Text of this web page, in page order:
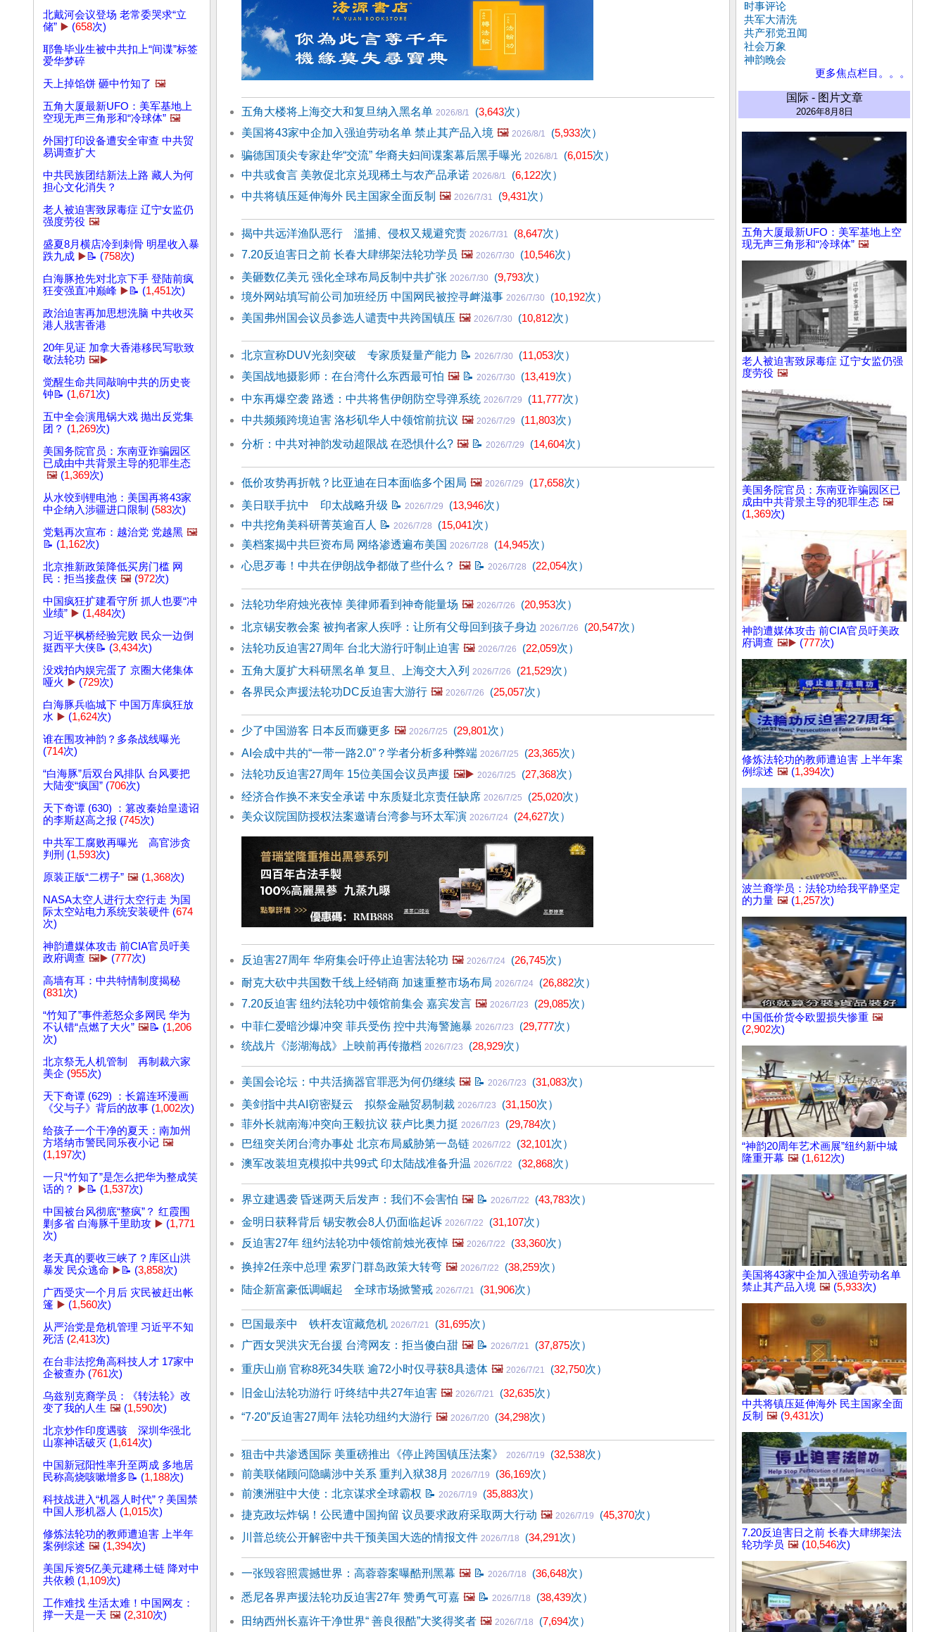
北戴河会议登场 老常委哭求“立
储” ▶️ (658次)
耶鲁毕业生被中共扣上“间谍”标签
爱华梦碎
天上掉馅饼 砸中竹知了 🖼️
五角大厦最新UFO：美军基地上
空现无声三角形和“冷球体” 🖼️
外国打印设备遭安全审查 中共贸
易调查扩大
中共民族团结新法上路 藏人为何
担心文化消失？
老人被迫害致尿毒症 辽宁女监仍
强度劳役 🖼️
盛夏8月横店冷到刺骨 明星收入暴
跌九成 ▶️📝 (758次)
白海豚抢先对北京下手 登陆前疯
狂变强直冲巅峰 ▶️📝 (1,451次)
政治迫害再加思想洗脑 中共收买
港人戕害香港
20年见证 加拿大香港移民写歌致
敬法轮功 🖼️▶️
觉醒生命共同敲响中共的历史丧
钟📝 (1,671次)
五中全会演甩锅大戏 抛出反党集
团？ (1,269次)
美国务院官员：东南亚诈骗园区
已成由中共背景主导的犯罪生态
🖼️ (1,369次)
从水饺到锂电池：美国再将43家
中企纳入涉疆进口限制 (583次)
党魁再次宣布：越治党 党越黑 🖼️
📝 (1,162次)
北京推新政策降低买房门槛 网
民：拒当接盘侠 🖼️ (972次)
中国疯狂扩建看守所 抓人也要“冲
业绩” ▶️ (1,484次)
习近平枫桥经验完败 民众一边倒
挺西平大侠📝 (3,434次)
没戏拍内娱完蛋了 京圈大佬集体
哑火 ▶️ (729次)
白海豚兵临城下 中国万库疯狂放
水 ▶️ (1,624次)
谁在围攻神韵？多条战线曝光
(714次)
“白海豚”后双台风排队 台风要把
大陆变“疯国” (706次)
天下奇谭 (630) ：篡改秦始皇遗诏
的李斯赵高之报 (745次)
中共军工腐败再曝光 高官涉贪
判刑 (1,593次)
原装正版“二楞子” 🖼️ (1,368次)
NASA太空人进行太空行走 为国
际太空站电力系统安装硬件 (674
次)
神韵遭媒体攻击 前CIA官员吁美
政府调查 🖼️▶️ (777次)
高墙有耳：中共特情制度揭秘
(831次)
“竹知了”事件惹怒众多网民 华为
不认错“点燃了大火” 🖼️📝 (1,206
次)
北京祭无人机管制 再制裁六家
美企 (955次)
天下奇谭 (629) ：长篇连环漫画
《父与子》背后的故事 (1,002次)
给孩子一个干净的夏天：南加州
方塔纳市警民同乐夜小记 🖼️
(1,197次)
一只“竹知了”是怎么把华为整成笑
话的？
▶️📝 (1,537次)
中国被台风彻底“整疯”？ 红霞围
剿多省 白海豚千里助攻 ▶️ (1,771
次)
老天真的要收三峡了？库区山洪
暴发 民众逃命 ▶️📝 (3,858次)
广西受灾一个月后 灾民被赶出帐
篷 ▶️ (1,560次)
从严治党是危机管理 习近平不知
死活 (2,413次)
在台非法挖角高科技人才 17家中
企被查办 (761次)
乌兹别克裔学员：《转法轮》改
变了我的人生 🖼️ (1,590次)
北京炒作印度遇骇 深圳华强北
山寨神话破灭 (1,614次)
中国新冠阳性率升至两成 多地居
民称高烧咳嗽增多📝 (1,188次)
科技战进入“机器人时代”？美国禁
中国人形机器人 (1,015次)
修炼法轮功的教师遭迫害 上半年
案例综述 🖼️ (1,394次)
美国斥资5亿美元建稀土链 降对中
共依赖 (1,109次)
工作难找 生活太难！中国网友：
撑一天是一天 🖼️ (2,310次)
五角大楼将上海交大和复旦纳入黑名单 2026/8/1 (3,643次）
美国将43家中企加入强迫劳动名单 禁止其产品入境 🖼️ 2026/8/1 (5,933次）
骗德国顶尖专家赴华“交流” 华裔夫妇间谍案幕后黑手曝光 2026/8/1 (6,015次）
中共或食言 美敦促北京兑现稀土与农产品承诺 2026/8/1 (6,122次）
中共将镇压延伸海外 民主国家全面反制 🖼️ 2026/7/31 (9,431次）
揭中共远洋渔队恶行 滥捕、侵权又规避究责 2026/7/31 (8,647次）
7.20反迫害日之前 长春大肆绑架法轮功学员 🖼️ 2026/7/30 (10,546次）
美砸数亿美元 强化全球布局反制中共扩张 2026/7/30 (9,793次）
境外网站填写前公司加班经历 中国网民被控寻衅滋事 2026/7/30 (10,192次）
美国弗州国会议员参选人谴责中共跨国镇压 🖼️ 2026/7/30 (10,812次）
北京宣称DUV光刻突破 专家质疑量产能力 📝 2026/7/30 (11,053次）
美国战地摄影师：在台湾什么东西最可怕 🖼️ 📝 2026/7/30 (13,419次）
中东再爆空袭 路透：中共将售伊朗防空导弹系统 2026/7/29 (11,777次）
中共频频跨境迫害 洛杉矶华人中领馆前抗议 🖼️ 2026/7/29 (11,803次）
分析：中共对神韵发动超限战 在恐惧什么? 🖼️ 📝 2026/7/29 (14,604次）
低价攻势再折戟？比亚迪在日本面临多个困局 🖼️ 2026/7/29 (17,658次）
美日联手抗中 印太战略升级 📝 2026/7/29 (13,946次）
中共挖角美科研菁英逾百人
📝 2026/7/28 (15,041次）
美档案揭中共巨资布局 网络渗透遍布美国 2026/7/28 (14,945次）
心思歹毒！中共在伊朗战争都做了些什么？ 🖼️ 📝 2026/7/28 (22,054次）
法轮功华府烛光夜悼 美律师看到神奇能量场 🖼️ 2026/7/26 (20,953次）
北京锡安教会案 被拘者家人疾呼：让所有父母回到孩子身边 2026/7/26 (20,547次）
法轮功反迫害27周年 台北大游行吁制止迫害 🖼️ 2026/7/26 (22,059次）
五角大厦扩大科研黑名单 复旦、上海交大入列 2026/7/26 (21,529次）
各界民众声援法轮功DC反迫害大游行 🖼️ 2026/7/26 (25,057次）
少了中国游客 日本反而赚更多 🖼️ 2026/7/25 (29,801次）
AI会成中共的“一带一路2.0”？学者分析多种弊端 2026/7/25 (23,365次）
法轮功反迫害27周年 15位美国会议员声援 🖼️▶️ 2026/7/25 (27,368次）
经济合作换不来安全承诺 中东质疑北京责任缺席 2026/7/25 (25,020次）
美众议院国防授权法案邀请台湾参与环太军演 2026/7/24 (24,627次）
反迫害27周年 华府集会吁停止迫害法轮功 🖼️ 2026/7/24 (26,745次）
耐克大砍中共国数千线上经销商 加速重整市场布局 2026/7/24 (26,882次）
7.20反迫害 纽约法轮功中领馆前集会 嘉宾发言 🖼️ 2026/7/23 (29,085次）
中菲仁爱暗沙爆冲突 菲兵受伤 控中共海警施暴 2026/7/23 (29,777次）
统战片《澎湖海战》上映前再传撤档 2026/7/23 (28,929次）
美国会论坛：中共活摘器官罪恶为何仍继续 🖼️ 📝 2026/7/23 (31,083次）
美剑指中共AI窃密疑云 拟祭金融贸易制裁 2026/7/23 (31,150次）
菲外长就南海冲突向王毅抗议 获卢比奥力挺 2026/7/23 (29,784次）
巴纽突关闭台湾办事处 北京布局威胁第一岛链 2026/7/22 (32,101次）
澳军改装坦克模拟中共99式 印太陆战准备升温 2026/7/22 (32,868次）
界立建遇袭 昏迷两天后发声：我们不会害怕 🖼️ 📝 2026/7/22 (43,783次）
金明日获释背后 锡安教会8人仍面临起诉 2026/7/22 (31,107次）
反迫害27年 纽约法轮功中领馆前烛光夜悼 🖼️ 2026/7/22 (33,360次）
换掉2任亲中总理 索罗门群岛政策大转弯 🖼️ 2026/7/22 (38,259次）
陆企新富豪低调崛起 全球市场掀警戒 2026/7/21 (31,906次）
巴国最亲中 铁杆友谊藏危机 2026/7/21 (31,695次）
广西女哭洪灾无台援 台湾网友：拒当傻白甜 🖼️ 📝 2026/7/21 (37,875次）
重庆山崩 官称8死34失联 逾72小时仅寻获8具遗体 🖼️ 2026/7/21 (32,750次）
旧金山法轮功游行 吁终结中共27年迫害 🖼️ 2026/7/21 (32,635次）
“7‧20”反迫害27周年 法轮功纽约大游行 🖼️ 2026/7/20 (34,298次）
狙击中共渗透国际 美重磅推出《停止跨国镇压法案》 2026/7/19 (32,538次）
前美联储顾问隐瞒涉中关系 重判入狱38月
2026/7/19 (36,169次）
前澳洲驻中大使：北京谋求全球霸权 📝 2026/7/19 (35,883次）
捷克政坛炸锅！公民遭中国拘留 议员要求政府采取两大行动 🖼️ 2026/7/19 (45,370次）
川普总统公开解密中共干预美国大选的情报文件 2026/7/18 (34,291次）
一张毁容照震撼世界：高蓉蓉案曝酷刑黑幕 🖼️ 📝 2026/7/18 (36,648次）
悉尼各界声援法轮功反迫害27年 赞勇气可嘉 🖼️ 📝 2026/7/18 (38,439次）
田纳西州长嘉许干净世界“ 善良很酷”大奖得奖者 🖼️ 2026/7/18 (7,694次）
时事评论
共军大清洗
共产邪党丑闻
社会万象
神韵晚会
更多焦点栏目。。。
国际 - 图片文章
2026年8月8日
五角大厦最新UFO：美军基地上空
现无声三角形和“冷球体” 🖼️
老人被迫害致尿毒症 辽宁女监仍强
度劳役 🖼️
美国务院官员：东南亚诈骗园区已
成由中共背景主导的犯罪生态 🖼️
(1,369次)
神韵遭媒体攻击 前CIA官员吁美政
府调查 🖼️▶️ (777次)
修炼法轮功的教师遭迫害 上半年案
例综述 🖼️ (1,394次)
波兰裔学员：法轮功给我平静坚定
的力量 🖼️ (1,257次)
中国低价货令欧盟损失惨重 🖼️
(2,902次)
“神韵20周年艺术画展”纽约新中城
隆重开幕 🖼️ (1,612次)
美国将43家中企加入强迫劳动名单
禁止其产品入境 🖼️ (5,933次)
中共将镇压延伸海外 民主国家全面
反制 🖼️ (9,431次)
7.20反迫害日之前 长春大肆绑架法
轮功学员 🖼️ (10,546次)